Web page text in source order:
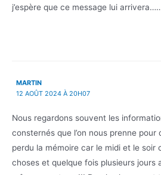
j’espère que ce message lui
MARTIN
12 AOÛT 2024 À 20H07
Nous regardons souvent les
consternés que l’on nous prenne pour
perdu la mémoire car le midi et le soir
choses et quelque fois plusieurs jours